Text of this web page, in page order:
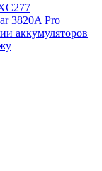
3820A Pro
аккумуляторов